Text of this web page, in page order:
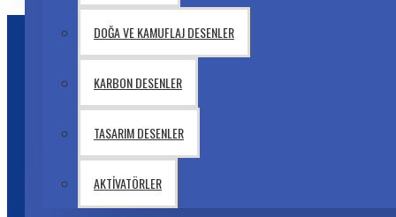
DOĞA VE KAMUFLAJ DESENLER
KARBON DESENLER
TASARIM DESENLER
AKTIVATÖRLER